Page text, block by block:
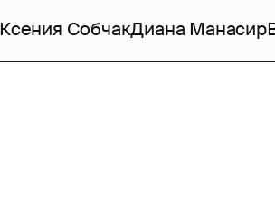
Ксения СобчакДиана Манасир